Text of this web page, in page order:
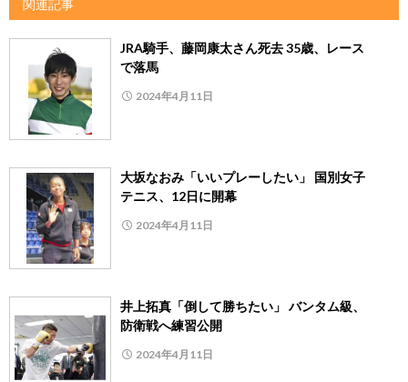
関連記事
JRA騎手、藤岡康太さん死去 35歳、レース
で落馬
2024年4月11日
大坂なおみ「いいプレーしたい」 国別女子
テニス、12日に開幕
2024年4月11日
井上拓真「倒して勝ちたい」 バンタム級、
防衛戦へ練習公開
2024年4月11日